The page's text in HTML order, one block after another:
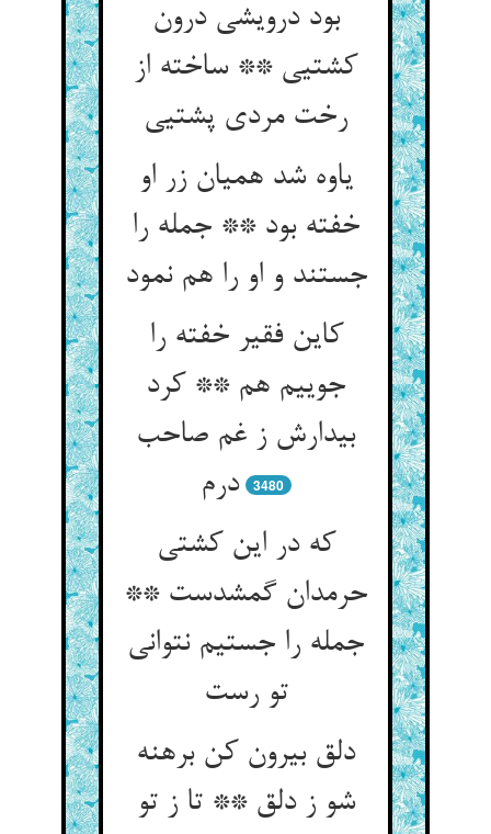
بود درویشی درون
کشتیی ** ساخته از
رخت مردی پشتیی‏
یاوه شد همیان زر او
خفته بود ** جمله را
جستند و او را هم نمود
کاین فقیر خفته را
جوییم هم ** کرد
بیدارش ز غم صاحب
درم‏
3480
که در این کشتی
حرمدان گمشدست **
جمله را جستیم نتوانی
تو رست‏
دلق بیرون کن برهنه
شو ز دلق ** تا ز تو